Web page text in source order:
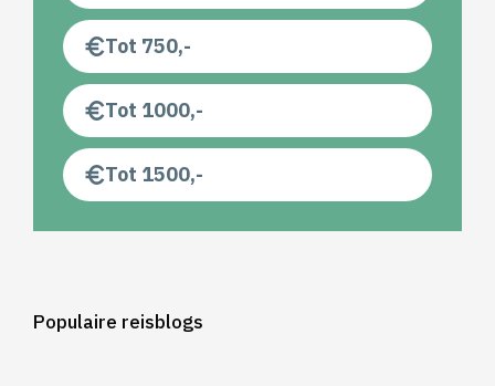
Tot 750,-
Tot 1000,-
Tot 1500,-
Populaire reisblogs